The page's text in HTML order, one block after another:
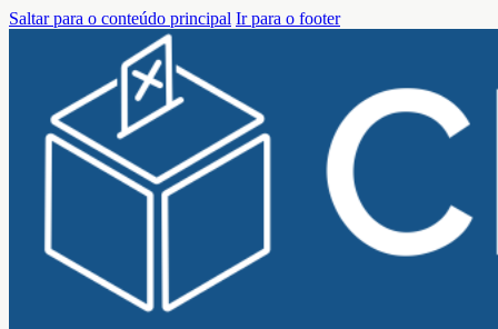
Saltar para o conteúdo principal Ir para o footer